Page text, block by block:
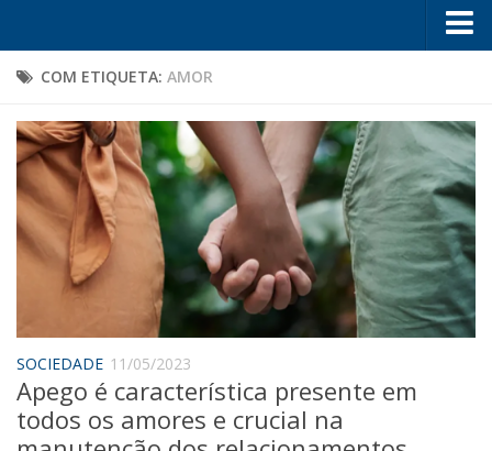
Home
Educação
Arte e Cultura
Bio
Mural do IP
Perfil
Commentor
COM ETIQUETA: AMOR
SOCIEDADE 11/05/2023
Apego é característica presente em
todos os amores e crucial na